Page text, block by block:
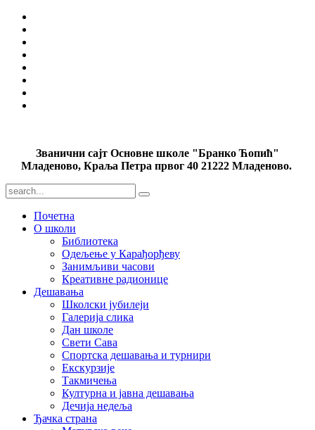
Званични сајт Основне школе "Бранко Ћопић"
Младеново, Краља Петра првог 40 21222 Младеново.
Почетна
О школи
Библиотека
Одељење у Карађорђеву
Занимљиви часови
Креативне радионице
Дешавања
Школски јубилеји
Галерија слика
Дан школе
Свети Сава
Спортска дешавања и турнири
Екскурзије
Такмичења
Културна и јавна дешавања
Дечија недеља
Ђачка страна